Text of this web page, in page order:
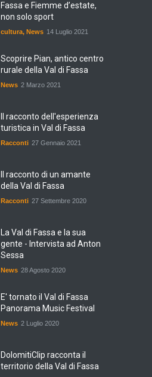
Fassa e Fiemme d’estate,
non solo sport
cultura, News 14 Luglio 2021
Scoprire Pian, antico centro
rurale della Val di Fassa
News 2 Marzo 2021
Il racconto dell'esperienza
turistica in Val di Fassa
Racconti 27 Gennaio 2021
Il racconto di un amante
della Val di Fassa
Racconti 27 Settembre 2020
La Val di Fassa e la sua
gente - Intervista ad Anton
Sessa
News 28 Agosto 2020
E' tornato il Val di Fassa
Panorama Music Festival
News 2 Luglio 2020
DolomitiClip racconta il
territorio della Val di Fassa